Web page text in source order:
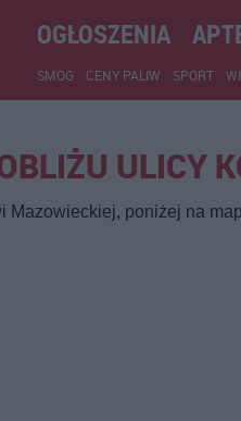
OGŁOSZENIA
SMOG CENY PALIW SPORT
ULICY
Mazowieckiej, poniżej na